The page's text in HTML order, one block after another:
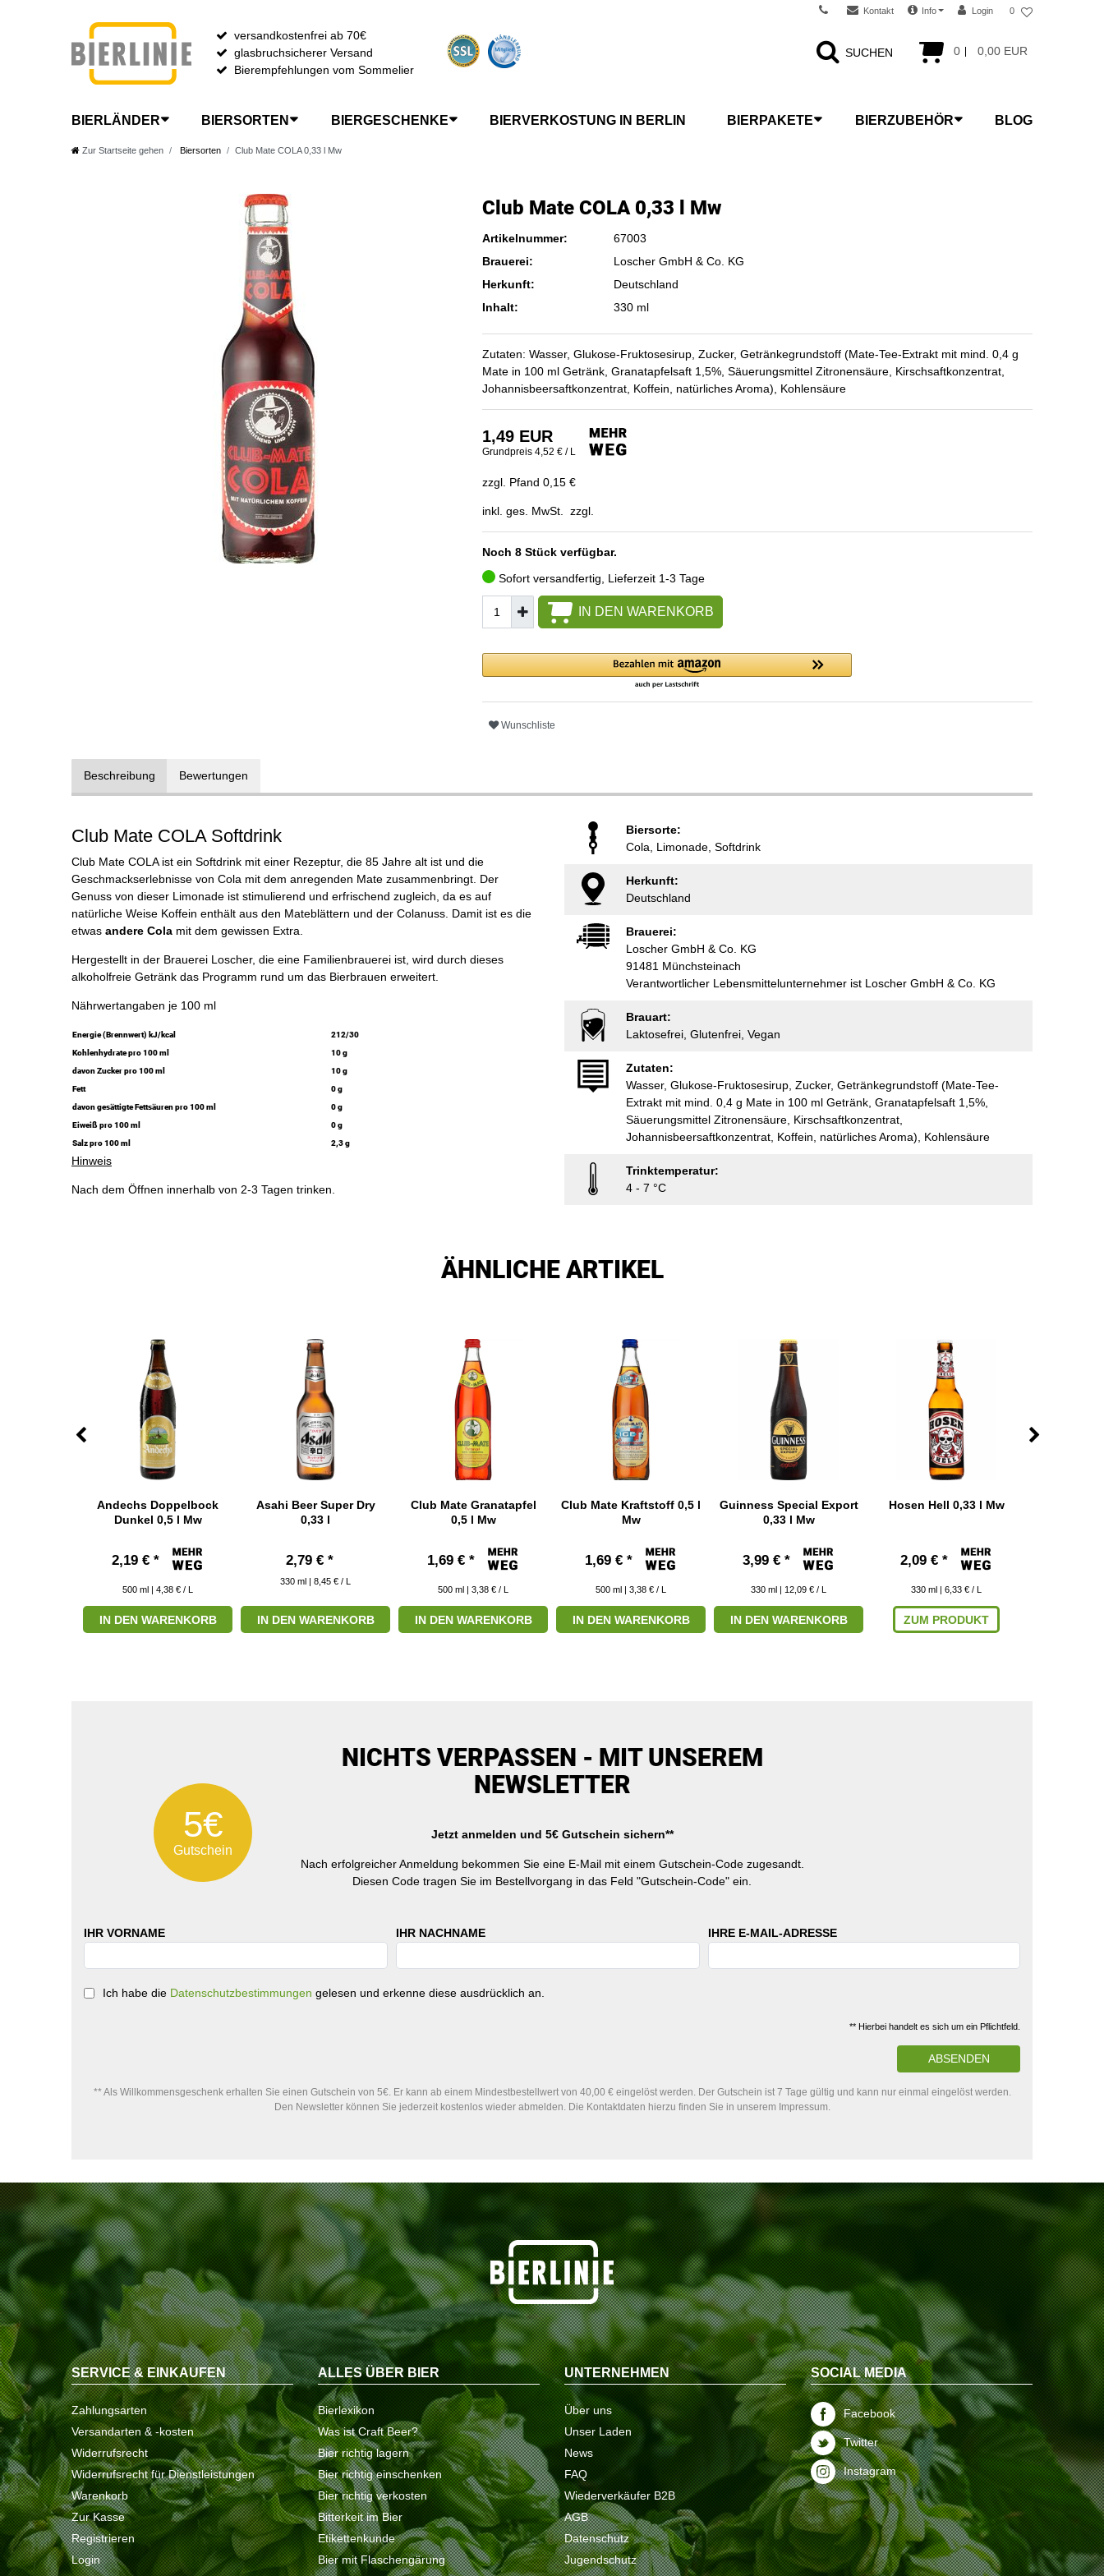
Kontakt Info Login 0
0 0,00 EUR
versandkostenfrei ab 70€
glasbruchsicherer Versand
Bierempfehlungen vom Sommelier
SUCHEN
BIERLÄNDER BIERSORTEN BIERGESCHENKE BIERVERKOSTUNG IN BERLIN BIERPAKETE BIERZUBEHÖR BLOG
Zur Startseite gehen Biersorten Club Mate COLA 0,33 l Mw
Club Mate COLA 0,33 l Mw
Artikelnummer:
67003
Brauerei:
Loscher GmbH & Co. KG
Herkunft:
Deutschland
Inhalt:
330 ml
Zutaten: Wasser, Glukose-Fruktosesirup, Zucker, Getränkegrundstoff (Mate-Tee-Extrakt mit mind. 0,4 g
Mate in 100 ml Getränk, Granatapfelsaft 1,5%, Säuerungsmittel Zitronensäure, Kirschsaftkonzentrat,
Johannisbeersaftkonzentrat, Koffein, natürliches Aroma), Kohlensäure
1,49 EUR
Grundpreis 4,52 € / L
zzgl. Pfand 0,15 €
inkl. ges. MwSt. zzgl.
Noch 8 Stück verfügbar.
Sofort versandfertig, Lieferzeit 1-3 Tage
IN DEN WARENKORB
Wunschliste
Beschreibung Bewertungen
Club Mate COLA Softdrink
Club Mate COLA ist ein Softdrink mit einer Rezeptur, die 85 Jahre alt ist und die
Geschmackserlebnisse von Cola mit dem anregenden Mate zusammenbringt. Der
Genuss von dieser Limonade ist stimulierend und erfrischend zugleich, da es auf
natürliche Weise Koffein enthält aus den Mateblättern und der Colanuss. Damit ist es die
etwas andere Cola mit dem gewissen Extra.
Hergestellt in der Brauerei Loscher, die eine Familienbrauerei ist, wird durch dieses
alkoholfreie Getränk das Programm rund um das Bierbrauen erweitert.
Nährwertangaben je 100 ml
Energie (Brennwert) kJ/kcal
212/30
Kohlenhydrate pro 100 ml
10 g
davon Zucker pro 100 ml
10 g
Fett
0 g
davon gesättigte Fettsäuren pro 100 ml
0 g
Eiweiß pro 100 ml
0 g
Salz pro 100 ml
2,3 g
Hinweis
Nach dem Öffnen innerhalb von 2-3 Tagen trinken.
Biersorte:
Cola, Limonade, Softdrink
Herkunft:
Deutschland
Brauerei:
Loscher GmbH & Co. KG
91481 Münchsteinach
Verantwortlicher Lebensmittelunternehmer ist Loscher GmbH & Co. KG
Brauart:
Laktosefrei, Glutenfrei, Vegan
Zutaten:
Wasser, Glukose-Fruktosesirup, Zucker, Getränkegrundstoff (Mate-Tee-
Extrakt mit mind. 0,4 g Mate in 100 ml Getränk, Granatapfelsaft 1,5%,
Säuerungsmittel Zitronensäure, Kirschsaftkonzentrat,
Johannisbeersaftkonzentrat, Koffein, natürliches Aroma), Kohlensäure
Trinktemperatur:
4 - 7 °C
ÄHNLICHE ARTIKEL
Andechs Doppelbock
Dunkel 0,5 l Mw
2,19 € *
500 ml | 4,38 € / L
IN DEN WARENKORB
Asahi Beer Super Dry
0,33 l
2,79 € *
330 ml | 8,45 € / L
IN DEN WARENKORB
Club Mate Granatapfel
0,5 l Mw
1,69 € *
500 ml | 3,38 € / L
IN DEN WARENKORB
Club Mate Kraftstoff 0,5 l
Mw
1,69 € *
500 ml | 3,38 € / L
IN DEN WARENKORB
Guinness Special Export
0,33 l Mw
3,99 € *
330 ml | 12,09 € / L
IN DEN WARENKORB
Hosen Hell 0,33 l Mw
2,09 € *
330 ml | 6,33 € / L
ZUM PRODUKT
5€
Gutschein
NICHTS VERPASSEN - MIT UNSEREM
NEWSLETTER
Jetzt anmelden und 5€ Gutschein sichern**
Nach erfolgreicher Anmeldung bekommen Sie eine E-Mail mit einem Gutschein-Code zugesandt.
Diesen Code tragen Sie im Bestellvorgang in das Feld "Gutschein-Code" ein.
IHR VORNAME IHR NACHNAME IHRE E-MAIL-ADRESSE
Ich habe die Datenschutzbestimmungen gelesen und erkenne diese ausdrücklich an.
** Hierbei handelt es sich um ein Pflichtfeld.
ABSENDEN
** Als Willkommensgeschenk erhalten Sie einen Gutschein von 5€. Er kann ab einem Mindestbestellwert von 40,00 € eingelöst werden. Der Gutschein ist 7 Tage gültig und kann nur einmal eingelöst werden.
Den Newsletter können Sie jederzeit kostenlos wieder abmelden. Die Kontaktdaten hierzu finden Sie in unserem Impressum.
SERVICE & EINKAUFEN
Zahlungsarten
Versandarten & -kosten
Widerrufsrecht
Widerrufsrecht für Dienstleistungen
Warenkorb
Zur Kasse
Registrieren
Login
ALLES ÜBER BIER
Bierlexikon
Was ist Craft Beer?
Bier richtig lagern
Bier richtig einschenken
Bier richtig verkosten
Bitterkeit im Bier
Etikettenkunde
Bier mit Flaschengärung
UNTERNEHMEN
Über uns
Unser Laden
News
FAQ
Wiederverkäufer B2B
AGB
Datenschutz
Jugendschutz
SOCIAL MEDIA
Facebook
Twitter
Instagram